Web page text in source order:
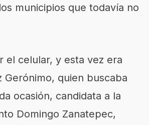
municipios que todavía no
el celular, y esta vez era
Gerónimo, quien buscaba
ocasión, candidata a la
Domingo Zanatepec,